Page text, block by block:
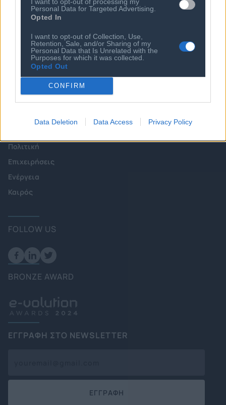
Personal Data for Targeted Advertising.
Opted In
I want to opt-out of Collection, Use,
Retention, Sale, and/or Sharing of my
Personal Data that Is Unrelated with the
Purposes for which it was collected.
Opted Out
CONFIRM
Data Deletion Data Access Privacy Policy
Επιτροπές & Ομάδες
Εργασίας
Προκηρύξεις -
Διαβουλεύσεις
Ευκαιρίες Καριέρας
Ο ΣΕΠΕ είναι Μέλος
Διεθνών Οργανισμών
Τεχνολογικά Νέα
Άρθρα & Συνεντεύξεις
Οικονομία
Πολιτική
Επιχειρήσεις
Ενέργεια
Καιρός
FOLLOW US
BRONZE AWARD
ΕΓΓΡΑΦΗ ΣΤΟ NEWSLETTER
ΕΓΓΡΑΦΗ